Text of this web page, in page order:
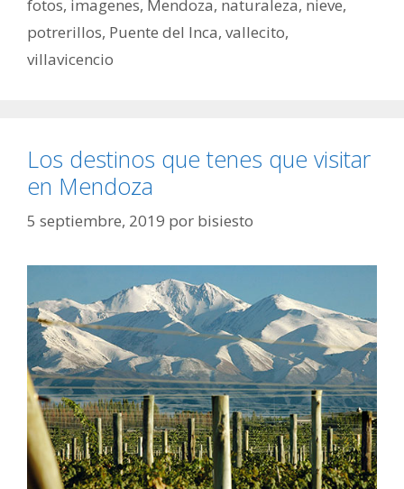
fotos, imagenes, Mendoza, naturaleza, nieve,
potrerillos, Puente del Inca, vallecito,
villavicencio
Los destinos que tenes que visitar
en Mendoza
5 septiembre, 2019 por bisiesto